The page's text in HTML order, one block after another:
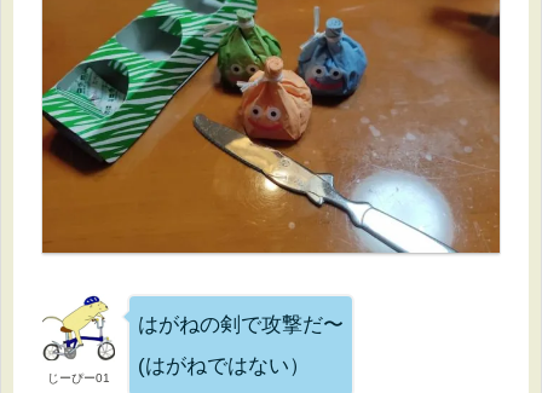
じーぴー01
はがねの剣で攻撃だ〜
(はがねではない）